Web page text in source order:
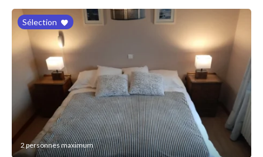
Sélection
2 personnes maximum